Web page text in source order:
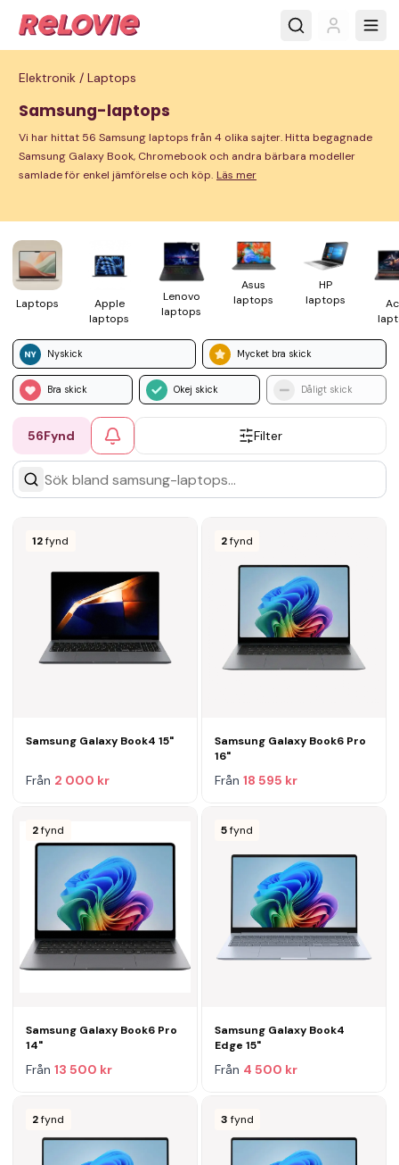
Elektronik / Laptops
Samsung-laptops
Vi har hittat 56 Samsung laptops från 4 olika sajter. Hitta begagnade
Samsung Galaxy Book, Chromebook och andra bärbara modeller
samlade för enkel jämförelse och köp. Läs mer
Laptops
Apple
laptops
Lenovo
laptops
Asus
laptops
HP
laptops
Nyskick Mycket bra skick
Bra skick Okej skick Dåligt skick
56Fynd Filter
12 fynd
Samsung Galaxy Book4 15"
Från 2 000 kr
2 fynd
Samsung Galaxy Book6 Pro
16"
Från 18 595 kr
2 fynd
Samsung Galaxy Book6 Pro
14"
Från 13 500 kr
5 fynd
Samsung Galaxy Book4
Edge 15"
Från 4 500 kr
2 fynd 3 fynd